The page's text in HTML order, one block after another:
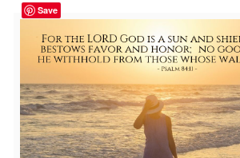
Save